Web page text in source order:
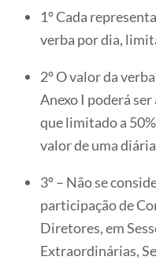
1º Cada
verba por dia,
2º O valor da
Anexo I poderá
que limitado a
valor de uma
3º – Não se
participação de
Diretores, em
Extraordinárias,